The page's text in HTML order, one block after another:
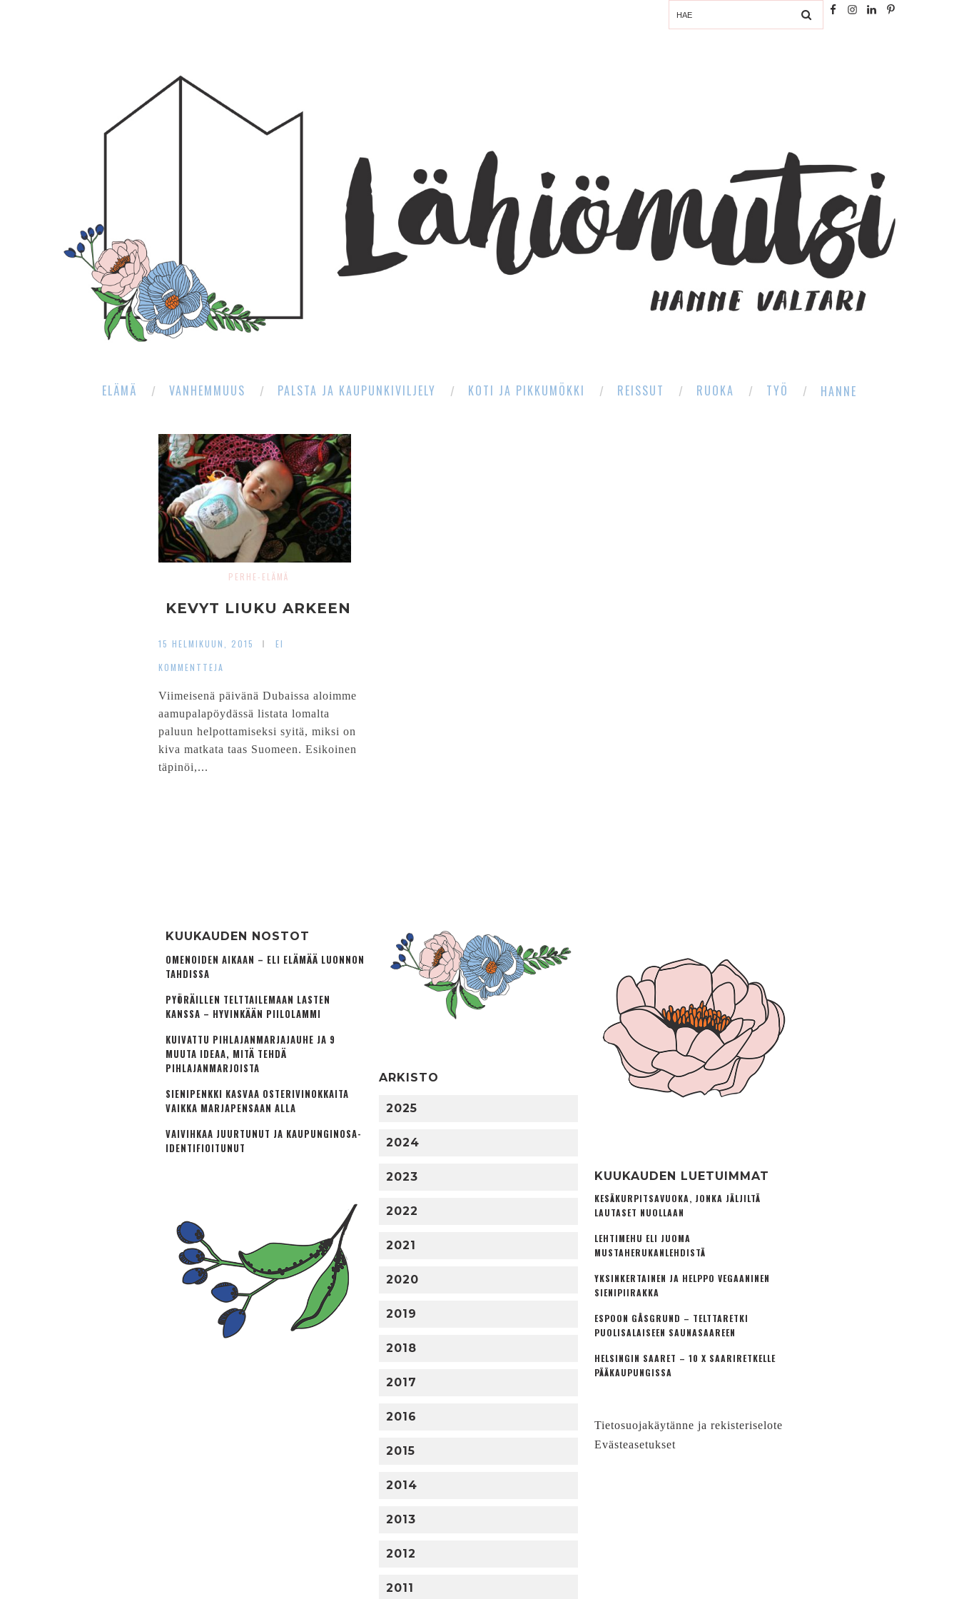
ELÄMÄ VANHEMMUUS PALSTA JA KAUPUNKIVILJELY KOTI JA PIKKUMÖKKI REISSUT RUOKA TYÖ HANNE
PERHE-ELÄMÄ
KEVYT LIUKU ARKEEN
15 HELMIKUUN, 2015
EI
KOMMENTTEJA
Viimeisenä päivänä Dubaissa aloimme
aamupalapöydässä listata lomalta
paluun helpottamiseksi syitä, miksi on
kiva matkata taas Suomeen. Esikoinen
täpinöi,...
KUUKAUDEN NOSTOT
OMENOIDEN AIKAAN – ELI ELÄMÄÄ LUONNON
TAHDISSA
PYÖRÄILLEN TELTTAILEMAAN LASTEN
KANSSA – HYVINKÄÄN PIILOLAMMI
KUIVATTU PIHLAJANMARJAJAUHE JA 9
MUUTA IDEAA, MITÄ TEHDÄ
PIHLAJANMARJOISTA
SIENIPENKKI KASVAA OSTERIVINOKKAITA
VAIKKA MARJAPENSAAN ALLA
VAIVIHKAA JUURTUNUT JA KAUPUNGINOSA­
IDENTIFIOITUNUT
ARKISTO
2025
2024
2023
2022
2021
2020
2019
2018
2017
2016
2015
2014
2013
2012
2011
KUUKAUDEN LUETUIMMAT
KESÄKURPITSAVUOKA, JONKA JÄLJILTÄ
LAUTASET NUOLLAAN
LEHTIMEHU ELI JUOMA
MUSTAHERUKANLEHDISTÄ
YKSINKERTAINEN JA HELPPO VEGAANINEN
SIENIPIIRAKKA
ESPOON GÅSGRUND – TELTTARETKI
PUOLISALAISEEN SAUNASAAREEN
HELSINGIN SAARET – 10 X SAARIRETKELLE
PÄÄKAUPUNGISSA
Tietosuojakäytänne ja rekisteriselote
Evästeasetukset